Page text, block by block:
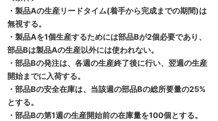
・製品Aの生産リードタイム(着手から完成までの期間)は
無視する。
・製品Aを1個生産するためには部品Bが2個必要であり、
部品Bは製品Aの生産以外には使われない。
・部品Bの発注は、各週の生産終了後に行い、翌週の生産
開始までに入荷する。
・部品Bの安全在庫は、当該週の部品Bの総所要量の25%
とする。
・部品Bの第1週の生産開始前の在庫量を100個とする。